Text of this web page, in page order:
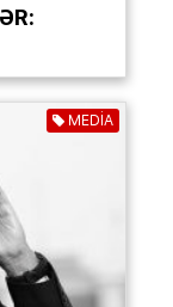
MEDİA